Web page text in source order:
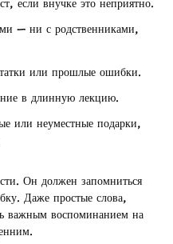
— ни с родственниками,
или прошлые ошибки.
в длинную лекцию.
или неуместные подарки,
Он должен запомниться
Даже простые слова,
важным воспоминанием на